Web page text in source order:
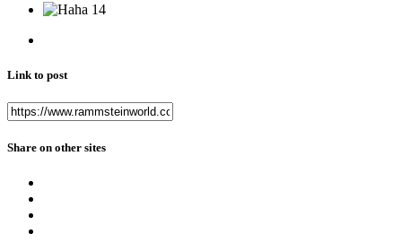
14
Link to post
Share on other sites